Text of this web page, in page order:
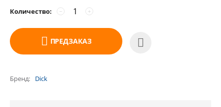
Количество: +
−
ПРЕДЗАКАЗ
Бренд Dick